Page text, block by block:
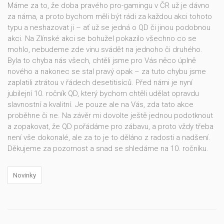
Máme za to, že doba pravého pro-gamingu v ČR už je dávno
za náma, a proto bychom měli být rádi za každou akci tohoto
typu a neshazovat ji – ať už se jedná o QD či jinou podobnou
akci. Na Zlínské akci se bohužel pokazilo všechno co se
mohlo, nebudeme zde vinu svádět na jednoho či druhého.
Byla to chyba nás všech, chtěli jsme pro Vás něco úplně
nového a nakonec se stal pravý opak – za tuto chybu jsme
zaplatili ztrátou v řádech desetitisíců. Před námi je nyní
jubilejní 10. ročník QD, který bychom chtěli udělat opravdu
slavnostní a kvalitní. Je pouze ale na Vás, zda tato akce
proběhne či ne. Na závěr mi dovolte ještě jednou podotknout
a zopakovat, že QD pořádáme pro zábavu, a proto vždy třeba
není vše dokonalé, ale za to je to děláno z radosti a nadšení.
Děkujeme za pozornost a snad se shledáme na 10. ročníku.
Novinky